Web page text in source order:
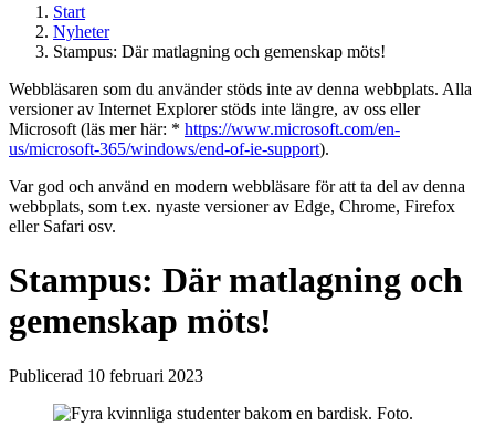
Start
Nyheter
Stampus: Där matlagning och gemenskap möts!
Webbläsaren som du använder stöds inte av denna webbplats. Alla
versioner av Internet Explorer stöds inte längre, av oss eller
Microsoft (läs mer här: * https://www.microsoft.com/en-
us/microsoft-365/windows/end-of-ie-support).
Var god och använd en modern webbläsare för att ta del av denna
webbplats, som t.ex. nyaste versioner av Edge, Chrome, Firefox
eller Safari osv.
Stampus: Där matlagning och
gemenskap möts!
Publicerad 10 februari 2023